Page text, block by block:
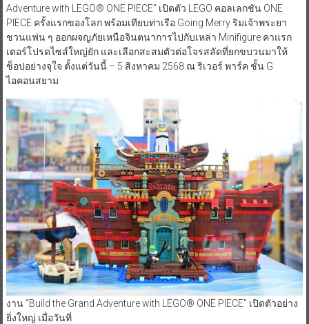
Adventure with LEGO® ONE PIECE” เปิดตัว LEGO คอลเลกชัน ONE
PIECE ครั้งแรกของโลก พร้อมเทียบท่าเรือ Going Merry ริมเจ้าพระยา
ชวนแฟน ๆ ออกผจญภัยเหนือจินตนาการไปกับเหล่า Minifigure คาแรก
เตอร์โปรดไซส์ใหญ่ยัก และเลือกสะสมตัวต่อโจรสลัดที่ยกขบวนมาให้
ช็อปอย่างจุใจ ตั้งแต่วันนี้ – 5 สิงหาคม 2568 ณ ริเวอร์ พาร์ค ชั้น G
ไอคอนสยาม
งาน “Build the Grand Adventure with LEGO® ONE PIECE” เปิดตัวอย่าง
ยิ่งใหญ่ เมื่อวันที่